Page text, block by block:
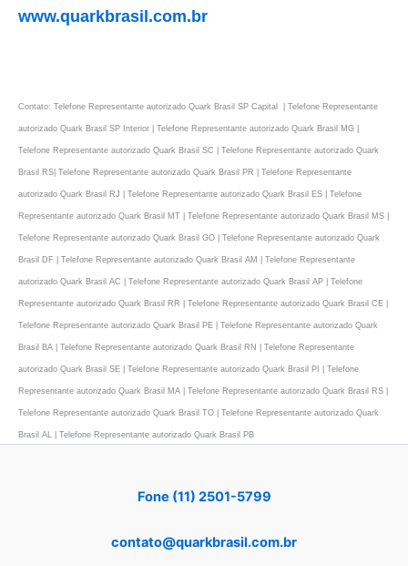
www.quarkbrasil.com.br
Contato: Telefone Representante autorizado Quark Brasil SP Capital | Telefone Representante
autorizado Quark Brasil SP Interior | Telefone Representante autorizado Quark Brasil MG |
Telefone Representante autorizado Quark Brasil SC | Telefone Representante autorizado Quark
Brasil RS| Telefone Representante autorizado Quark Brasil PR | Telefone Representante
autorizado Quark Brasil RJ | Telefone Representante autorizado Quark Brasil ES | Telefone
Representante autorizado Quark Brasil MT | Telefone Representante autorizado Quark Brasil MS |
Telefone Representante autorizado Quark Brasil GO | Telefone Representante autorizado Quark
Brasil DF | Telefone Representante autorizado Quark Brasil AM | Telefone Representante
autorizado Quark Brasil AC | Telefone Representante autorizado Quark Brasil AP | Telefone
Representante autorizado Quark Brasil RR | Telefone Representante autorizado Quark Brasil CE |
Telefone Representante autorizado Quark Brasil PE | Telefone Representante autorizado Quark
Brasil BA | Telefone Representante autorizado Quark Brasil RN | Telefone Representante
autorizado Quark Brasil SE | Telefone Representante autorizado Quark Brasil PI | Telefone
Representante autorizado Quark Brasil MA | Telefone Representante autorizado Quark Brasil RS |
Telefone Representante autorizado Quark Brasil TO | Telefone Representante autorizado Quark
Brasil AL | Telefone Representante autorizado Quark Brasil PB
Fone (11) 2501-5799
contato@quarkbrasil.com.br